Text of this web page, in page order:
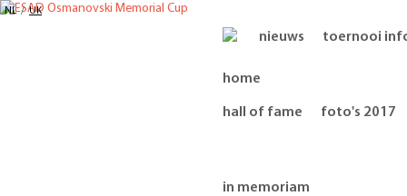
NL / UK
nieuws toernooi
hall of fame foto's 2017
in memoriam